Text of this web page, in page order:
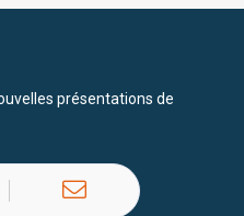
présentations de